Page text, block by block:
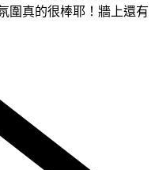
圍真的很棒耶！牆上還有